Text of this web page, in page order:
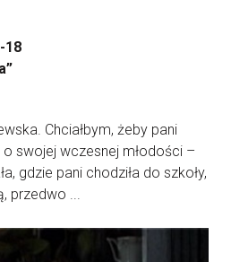
18
Chciałbym, żeby pani
o swojej wczesnej młodości –
gdzie pani chodziła do szkoły,
przedwo ...